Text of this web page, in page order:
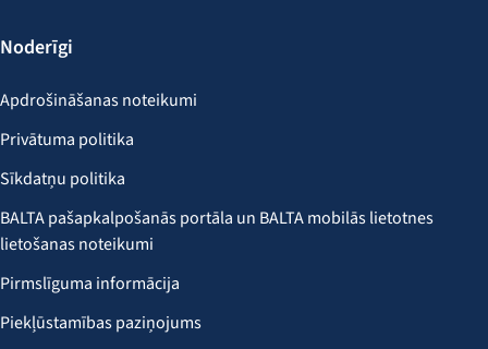
Noderīgi
Apdrošināšanas noteikumi
Privātuma politika
Sīkdatņu politika
BALTA pašapkalpošanās portāla un BALTA mobilās lietotnes
lietošanas noteikumi
Pirmslīguma informācija
Piekļūstamības paziņojums